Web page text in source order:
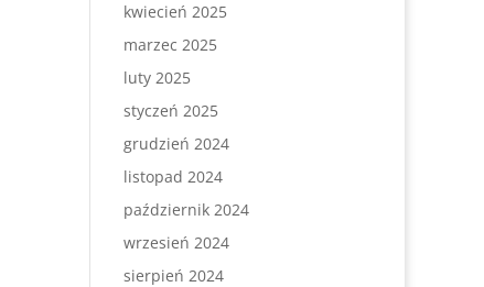
kwiecień 2025
marzec 2025
luty 2025
styczeń 2025
grudzień 2024
listopad 2024
październik 2024
wrzesień 2024
sierpień 2024